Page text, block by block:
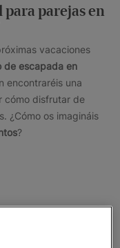
parejas en
vacaciones
de escapada en
encontraréis una
cómo disfrutar de
¿Cómo os imagináis
?